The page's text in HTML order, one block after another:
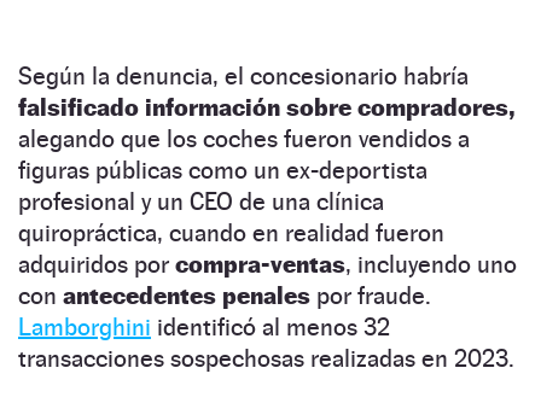
Según la denuncia, el concesionario habría
falsificado información sobre compradores,
alegando que los coches fueron vendidos a
figuras públicas como un ex-deportista
profesional y un CEO de una clínica
quiropráctica, cuando en realidad fueron
adquiridos por compra-ventas, incluyendo uno
con antecedentes penales por fraude.
Lamborghini identificó al menos 32
transacciones sospechosas realizadas en 2023.